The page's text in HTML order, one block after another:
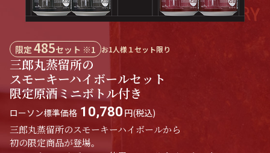
限定485セット ※1 お1人様１セット限り
三郎丸蒸留所の
スモーキーハイボールセット
限定原酒ミニボトル付き
ローソン標準価格 10,780 円(税込)
三郎丸蒸留所のスモーキーハイボールから
初の限定商品が登場。